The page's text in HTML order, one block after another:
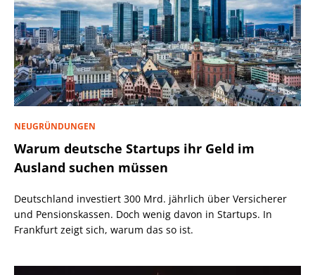
NEUGRÜNDUNGEN
Warum deutsche Startups ihr Geld im
Ausland suchen müssen
Deutschland investiert 300 Mrd. jährlich über Versicherer
und Pensionskassen. Doch wenig davon in Startups. In
Frankfurt zeigt sich, warum das so ist.